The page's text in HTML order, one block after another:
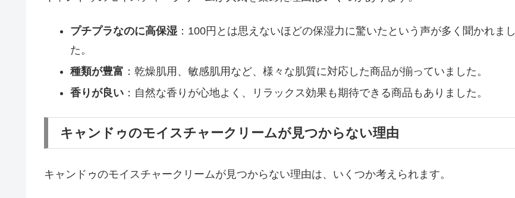
プチプラなのに高保湿：100円とは思えないほどの保湿力に驚いたという声が多く聞かれまし
た。
種類が豊富 ：乾燥肌用、敏感肌用など、様々な肌質に対応した商品が揃っていました。
香りが良い：自然な香りが心地よく、リラックス効果も期待できる商品もありました。
キャンドゥのモイスチャークリームが見つからない理由
キャンドゥのモイスチャークリームが見つからない理由は、いくつか考えられます。